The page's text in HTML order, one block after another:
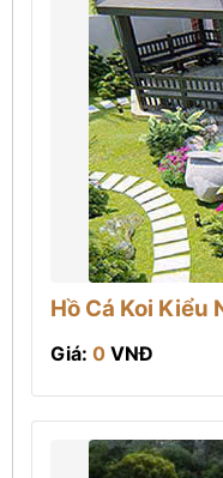
Hồ Cá Koi Kiểu
Giá: 0 VNĐ